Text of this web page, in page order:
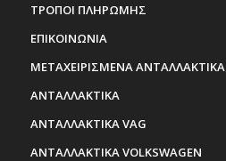
ΤΡΟΠΟΙ ΠΛΗΡΩΜΗΣ
ΕΠΙΚΟΙΝΩΝΙΑ
ΜΕΤΑΧΕΙΡΙΣΜΕΝΑ ΑΝΤΑΛΛΑΚΤΙΚΑ
ΑΝΤΑΛΛΑΚΤΙΚΑ
ΑΝΤΑΛΛΑΚΤΙΚΑ VAG
ΑΝΤΑΛΛΑΚΤΙΚΑ VOLKSWAGEN